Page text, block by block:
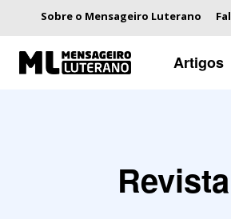
Sobre o Mensageiro Luterano
Artigos